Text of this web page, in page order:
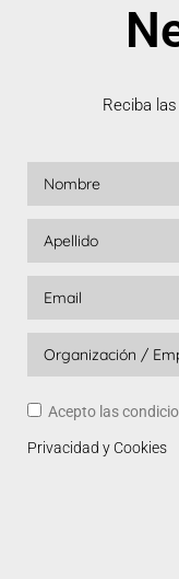
Reciba
Acepto las
Privacidad y Cookies